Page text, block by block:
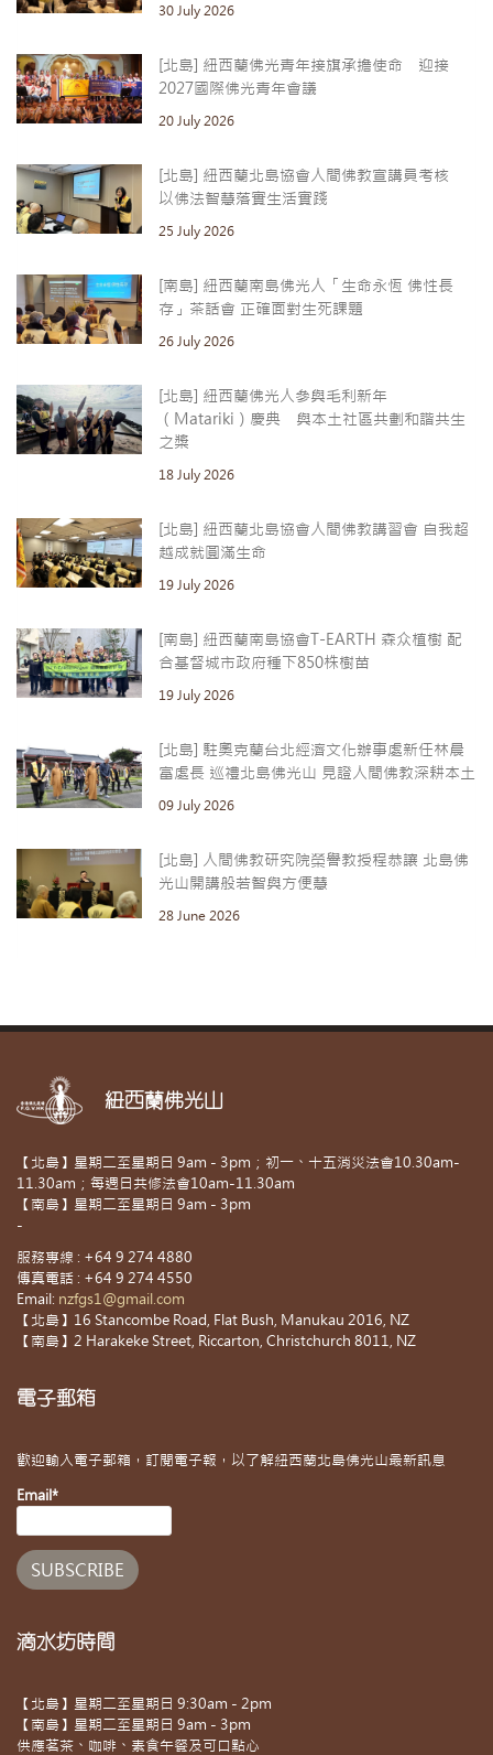
30 July 2026
[北島] 紐西蘭佛光青年接旗承擔使命 迎接
2027國際佛光青年會議
20 July 2026
[北島] 紐西蘭北島協會人間佛教宣講員考核
以佛法智慧落實生活實踐
25 July 2026
[南島] 紐西蘭南島佛光人「生命永恆 佛性長
存」茶話會 正確面對生死課題
26 July 2026
[北島] 紐西蘭佛光人參與毛利新年
（Matariki）慶典 與本土社區共劃和諧共生
之槳
18 July 2026
[北島] 紐西蘭北島協會人間佛教講習會 自我超
越成就圓滿生命
19 July 2026
[南島] 紐西蘭南島協會T-EARTH 森众植樹 配
合基督城市政府種下850株樹苗
19 July 2026
[北島] 駐奧克蘭台北經濟文化辦事處新任林晨
富處長 巡禮北島佛光山 見證人間佛教深耕本土
09 July 2026
[北島] 人間佛教研究院榮譽教授程恭讓 北島佛
光山開講般若智與方便慧
28 June 2026
紐西蘭佛光山
【北島】星期二至星期日 9am - 3pm；初一、十五消災法會10.30am-
11.30am；每週日共修法會10am-11.30am
【南島】星期二至星期日 9am - 3pm
-
服務專線 : +64 9 274 4880
傳真電話 : +64 9 274 4550
Email: nzfgs1@gmail.com
【北島】16 Stancombe Road, Flat Bush, Manukau 2016, NZ
【南島】2 Harakeke Street, Riccarton, Christchurch 8011, NZ
電子郵箱
歡迎輸入電子郵箱，訂閱電子報，以了解紐西蘭北島佛光山最新訊息
Email*
滴水坊時間
【北島】星期二至星期日 9:30am - 2pm
【南島】星期二至星期日 9am - 3pm
供應茗茶、咖啡、素食午餐及可口點心